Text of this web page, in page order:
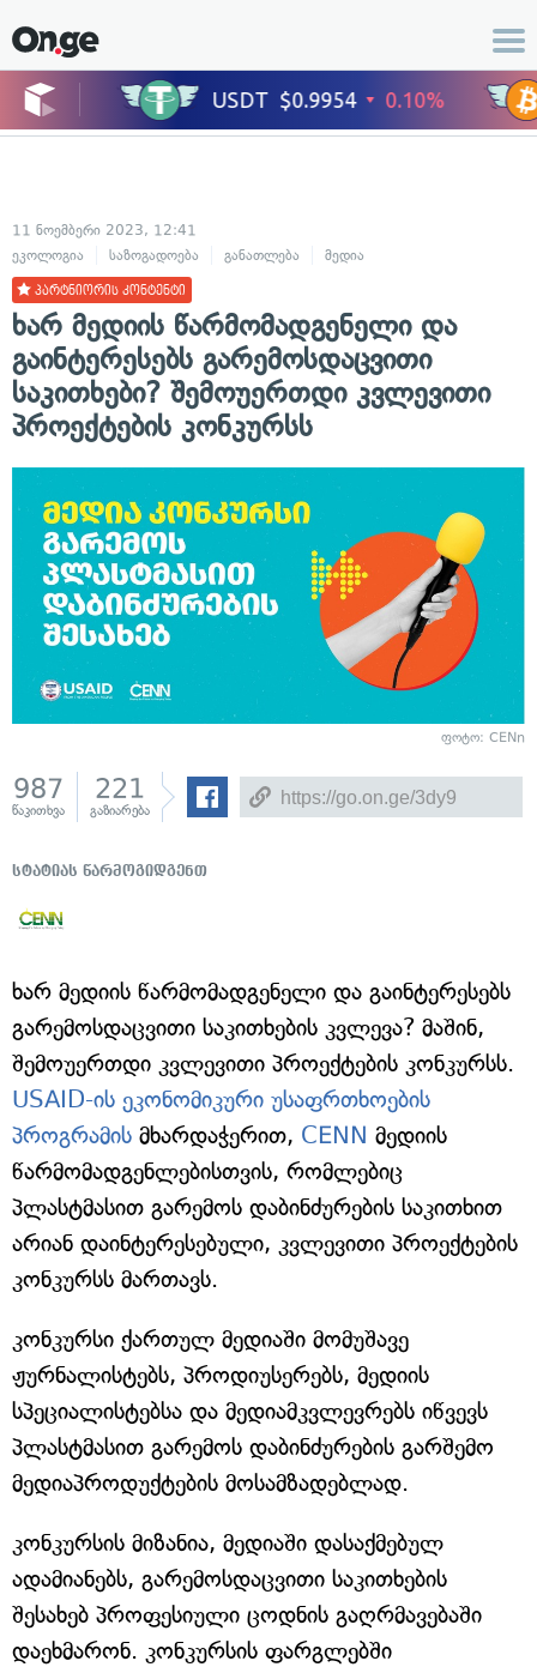
11 ნოემბერი 2023, 12:41
ეკოლოგია
საზოგადოება განათლება მედია
პარტნიორის კონტენტი
ხარ მედიის წარმომადგენელი და
გაინტერესებს გარემოსდაცვითი
საკითხები? შემოუერთდი კვლევითი
პროექტების კონკურსს
ფოტო: CENn
987
წაკითხვა
221
გაზიარება
სტატიას წარმოგიდგენთ
ხარ მედიის წარმომადგენელი და გაინტერესებს
გარემოსდაცვითი საკითხების კვლევა? მაშინ,
შემოუერთდი კვლევითი პროექტების კონკურსს.
USAID-ის ეკონომიკური უსაფრთხოების
პროგრამის მხარდაჭერით, CENN მედიის
წარმომადგენლებისთვის, რომლებიც
პლასტმასით გარემოს დაბინძურების საკითხით
არიან დაინტერესებული, კვლევითი პროექტების
კონკურსს მართავს.
კონკურსი ქართულ მედიაში მომუშავე
ჟურნალისტებს, პროდიუსერებს, მედიის
სპეციალისტებსა და მედიამკვლევრებს იწვევს
პლასტმასით გარემოს დაბინძურების გარშემო
მედიაპროდუქტების მოსამზადებლად.
კონკურსის მიზანია, მედიაში დასაქმებულ
ადამიანებს, გარემოსდაცვითი საკითხების
შესახებ პროფესიული ცოდნის გაღრმავებაში
დაეხმარონ. კონკურსის ფარგლებში